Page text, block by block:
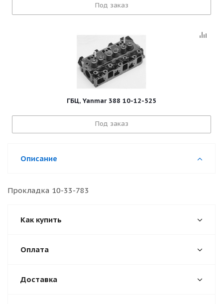
Под заказ
ГБЦ, Yanmar 388 10-12-525
Под заказ
Описание
Прокладка 10-33-783
Как купить
Оплата
Доставка